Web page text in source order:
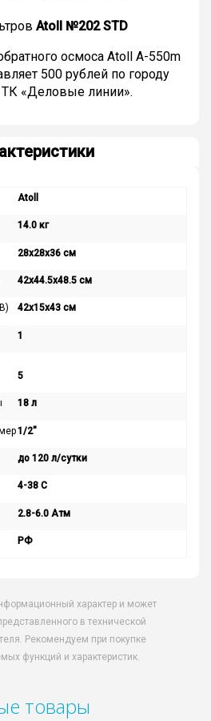
Atoll №202 STD
осмоса Atoll A-550m
500 рублей по городу
«Деловые линии».
Atoll
14.0 кг
28х28х36 см
42х44.5х48.5 см
42х15х43 см
1
5
18 л
1/2″
до 120 л/сутки
4-38 С
2.8-6.0 Атм
РФ
характер и может
в технической
Рекомендуем при покупке
функций и характеристик.
товары